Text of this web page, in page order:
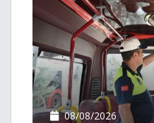
08/08/2026